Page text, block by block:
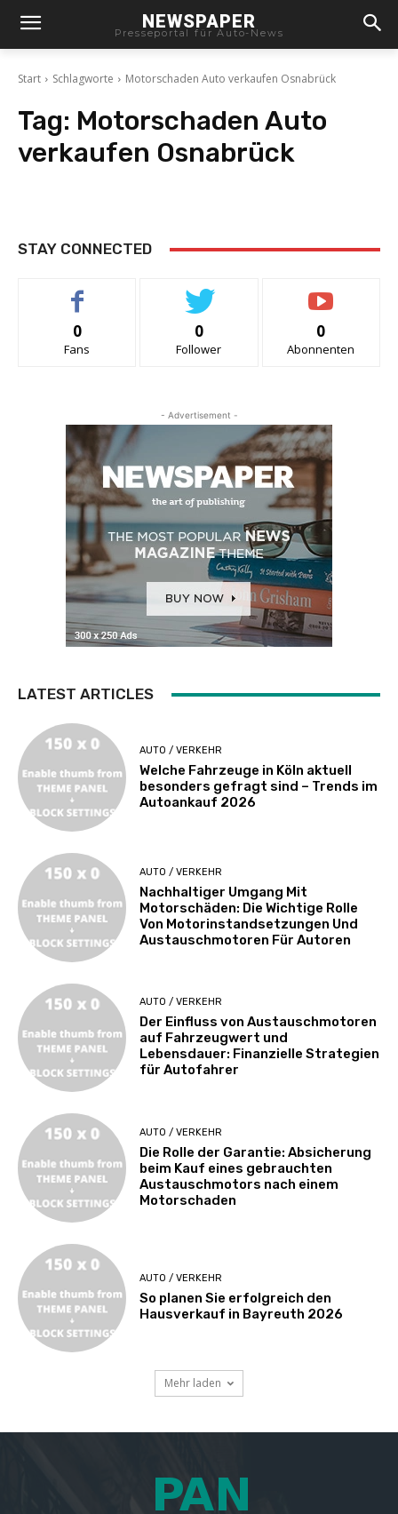
NEWSPAPER
Presseportal für Auto-News
Start Schlagworte Motorschaden Auto verkaufen Osnabrück
Tag: Motorschaden Auto
verkaufen Osnabrück
STAY CONNECTED
0
Fans
0
Follower
0
Abonnenten
- Advertisement -
LATEST ARTICLES
AUTO / VERKEHR
Welche Fahrzeuge in Köln aktuell
besonders gefragt sind – Trends im
Autoankauf 2026
AUTO / VERKEHR
Nachhaltiger Umgang Mit
Motorschäden: Die Wichtige Rolle
Von Motorinstandsetzungen Und
Austauschmotoren Für Autoren
AUTO / VERKEHR
Der Einfluss von Austauschmotoren
auf Fahrzeugwert und
Lebensdauer: Finanzielle Strategien
für Autofahrer
AUTO / VERKEHR
Die Rolle der Garantie: Absicherung
beim Kauf eines gebrauchten
Austauschmotors nach einem
Motorschaden
AUTO / VERKEHR
So planen Sie erfolgreich den
Hausverkauf in Bayreuth 2026
Mehr laden